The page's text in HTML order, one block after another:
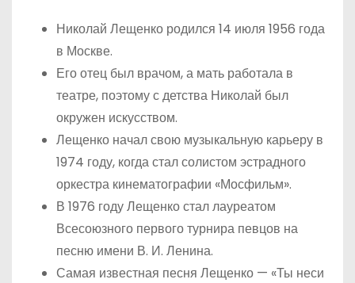
Николай Лещенко родился 14 июля 1956 года
в Москве.
Его отец был врачом, а мать работала в
театре, поэтому с детства Николай был
окружен искусством.
Лещенко начал свою музыкальную карьеру в
1974 году, когда стал солистом эстрадного
оркестра кинематографии «Мосфильм».
В 1976 году Лещенко стал лауреатом
Всесоюзного первого турнира певцов на
песню имени В. И. Ленина.
Самая известная песня Лещенко — «Ты неси